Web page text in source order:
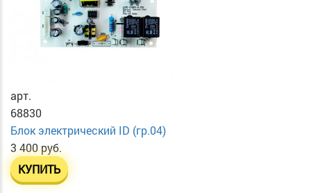
арт.
68830
Блок электрический ID (гр.04)
3 400 руб.
КУПИТЬ